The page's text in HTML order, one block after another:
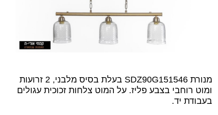
מנורת SDZ90G151546
בעלת בסיס מלבני, 2 זרועות
ומוט רוחבי בצבע פליז. על המוט צלחות זכוכית עגולים
בעבודת יד.